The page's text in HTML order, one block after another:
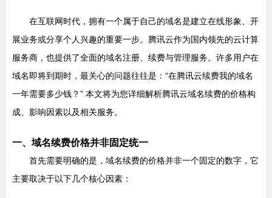
在互联网时代，拥有一个属于自己的域名是建立在线形象、开
展业务或分享个人兴趣的重要一步。腾讯云作为国内领先的云计算
服务商，也提供了全面的域名注册、续费与管理服务。许多用户在
域名即将到期时，最关心的问题往往是：“在腾讯云续费我的域名
一年需要多少钱？” 本文将为您详细解析腾讯云域名续费的价格构
成、影响因素以及相关服务。
一、域名续费价格并非固定统一
首先需要明确的是，域名续费的价格并非一个固定的数字，它
主要取决于以下几个核心因素：